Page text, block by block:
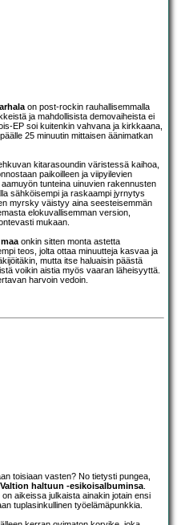
on post-rockin rauhallisemmalla
ja mahdollisista demovaiheista ei
EP soi kuitenkin vahvana ja kirkkaana,
25 minuutin mittaisen äänimatkan
kitarasoundin väristessä kaihoa,
paikoilleen ja viipyilevien
tunteina uinuvien rakennusten
sähköisempi ja raskaampi jyrnytys
myrsky väistyy aina seesteisemmän
elokuvallisemman version,
mukaan.
onkin sitten monta astetta
teos, jolta ottaa minuutteja kasvaa ja
mutta itse haluaisin päästä
voikin aistia myös vaaran läheisyyttä.
harvoin vedoin.
toisiaan vasten? No tietysti pungea,
Valtion haltuun -esikoisalbuminsa
aikeissa julkaista ainakin jotain ensi
tuplasinkullinen työelämäpunkkia.